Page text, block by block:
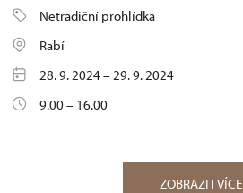
Netradiční prohlídka
Rabí
28. 9. 2024 – 29. 9. 2024
9.00 – 16.00
ZOBRAZIT VÍCE